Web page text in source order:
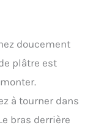
doucement
plâtre est
à tourner dans
bras derrière